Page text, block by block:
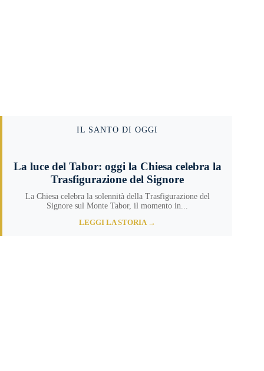
IL SANTO DI OGGI
La luce del Tabor: oggi la Chiesa celebra la
Trasfigurazione del Signore
La Chiesa celebra la solennità della Trasfigurazione del
Signore sul Monte Tabor, il momento in...
LEGGI LA STORIA →